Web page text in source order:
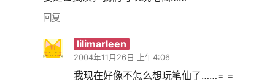
回复
lilimarleen
2004年11月26日 上午4:06
我现在好像不怎么想玩笔仙了……= =